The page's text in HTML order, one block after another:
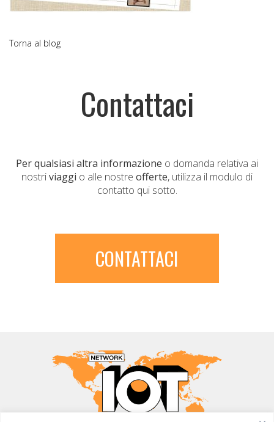
Torna al blog
Contattaci
Per qualsiasi altra informazione o domanda relativa ai
nostriviaggi o alle nostre offerte, utilizza il modulo di
contatto qui sotto.
CONTATTACI